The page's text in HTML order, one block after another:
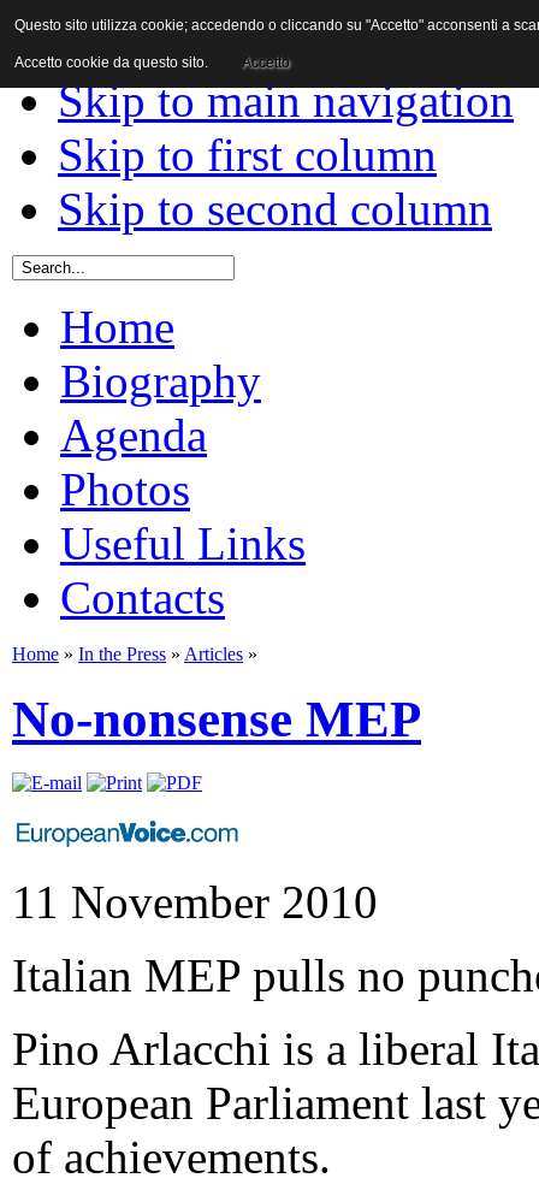
Skip to content
Skip to main navigation
Skip to first column
Skip to second column
Home
Biography
Agenda
Photos
Useful Links
Contacts
Home » In the Press » Articles »
No-nonsense MEP
11 November 2010
Italian MEP pulls no
Pino Arlacchi is a liberal
European Parliament last
of achievements.
Questo sito utilizza cookie; accedendo o cliccando su "Accetto" acconsenti a
Accetto cookie da questo sito. Accetto